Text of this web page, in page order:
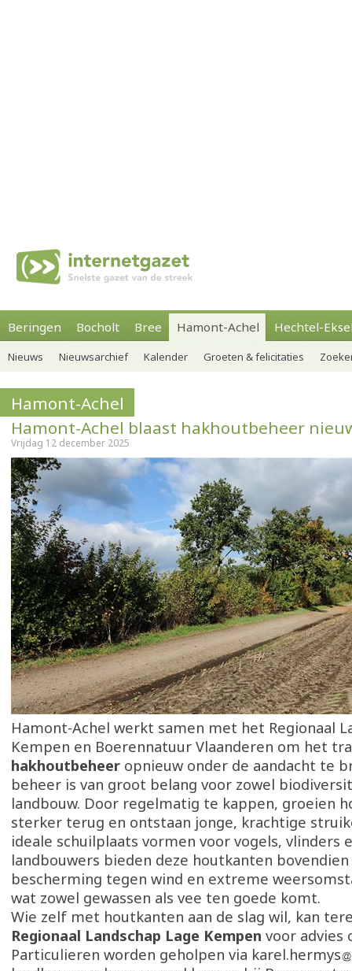
Beringen Bocholt Bree Hamont-Achel Hechtel-
Nieuws Nieuwsarchief Kalender Groeten & felicitaties
Hamont-Achel
Hamont-Achel blaast hakhoutbeheer
Vrijdag 12 december 2025
Hamont-Achel werkt samen met het Regionaal
Kempen en Boerennatuur Vlaanderen om het
hakhoutbeheer opnieuw onder de aandacht te
beheer is van groot belang voor zowel
landbouw. Door regelmatig te kappen, groeien
sterker terug en ontstaan jonge, krachtige
ideale schuilplaats vormen voor vogels, vlinders
landbouwers bieden deze houtkanten
bescherming tegen wind en extreme
wat zowel gewassen als vee ten goede komt.
Wie zelf met houtkanten aan de slag wil, kan
Regionaal Landschap Lage Kempen voor advies
Particulieren worden geholpen via karel.hermys